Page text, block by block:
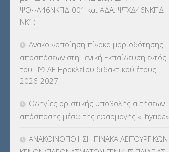
ΚΕΣΥΠ(109)
ΓΛΩΣΣΟΜΑΘΕΙΑΣ(135)
ΚΠπ- ΚΡΑΤΙΚΟ ΠΙΣΤΟΠΟΙΗΤΙΚΟ
ΠΛΗΡΟΦΟΡΙΚΗΣ
ΛΟΙΠΑ(309)
ΨΟΨΛ46ΝΚΠΔ-001 και ΑΔΑ: ΨΤΧΔ46ΝΚΠΔ-
ΝΚ1)
Ανακοινοποίηση πίνακα μοριοδότησης
αποσπάσεων στη Γενική Εκπαίδευση εντός
του ΠΥΣΔΕ Ηρακλείου διδακτικού έτους
2026-2027
Οδηγίες οριστικής υποβολής αιτήσεων
απόσπασης μέσω της εφαρμογής «Thyrida»
ΑΝΑΚΟΙΝΟΠΟΙΗΣΗ ΠΙΝΑΚΑ ΛΕΙΤΟΥΡΓΙΚΩΝ